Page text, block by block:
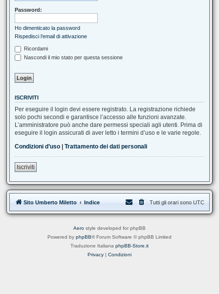
Password:
Ho dimenticato la password
Rispedisci l’email di attivazione
Ricordami
Nascondi il mio stato per questa sessione
ISCRIVITI
Per eseguire il login devi essere registrato. La registrazione richiede
solo pochi secondi e garantisce l’accesso alle funzioni avanzate.
L’amministratore può anche dare permessi speciali agli utenti. Prima di
eseguire il login assicurati di aver letto i termini d’uso e le varie regole.
Condizioni d’uso | Trattamento dei dati personali
Iscriviti
Sito Umberto Miletto Indice Tutti gli orari sono UTC
Aero style developed for phpBB
Powered by phpBB® Forum Software © phpBB Limited
Traduzione Italiana phpBB-Store.it
Privacy | Condizioni